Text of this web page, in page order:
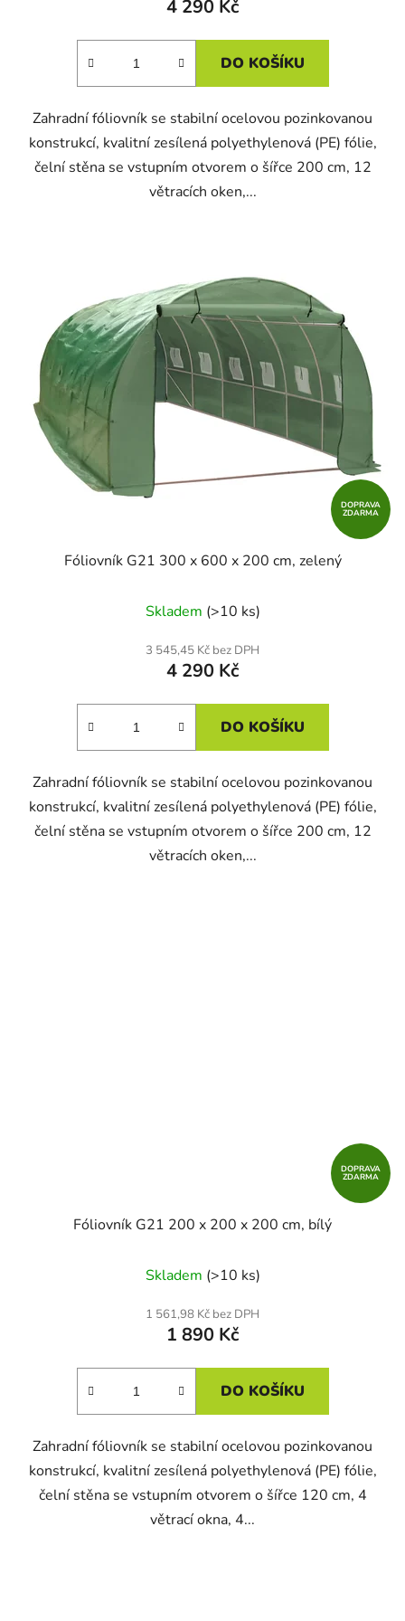
4 290 Kč
DO KOŠÍKU
Zahradní fóliovník se stabilní ocelovou pozinkovanou
konstrukcí, kvalitní zesílená polyethylenová (PE) fólie,
čelní stěna se vstupním otvorem o šířce 200 cm, 12
větracích oken,...
DOPRAVA
ZDARMA
Fóliovník G21 300 x 600 x 200 cm, zelený
Skladem (>10 ks)
3 545,45 Kč bez DPH
4 290 Kč
DO KOŠÍKU
Zahradní fóliovník se stabilní ocelovou pozinkovanou
konstrukcí, kvalitní zesílená polyethylenová (PE) fólie,
čelní stěna se vstupním otvorem o šířce 200 cm, 12
větracích oken,...
DOPRAVA
ZDARMA
Fóliovník G21 200 x 200 x 200 cm, bílý
Skladem (>10 ks)
1 561,98 Kč bez DPH
1 890 Kč
DO KOŠÍKU
Zahradní fóliovník se stabilní ocelovou pozinkovanou
konstrukcí, kvalitní zesílená polyethylenová (PE) fólie,
čelní stěna se vstupním otvorem o šířce 120 cm, 4
větrací okna, 4...